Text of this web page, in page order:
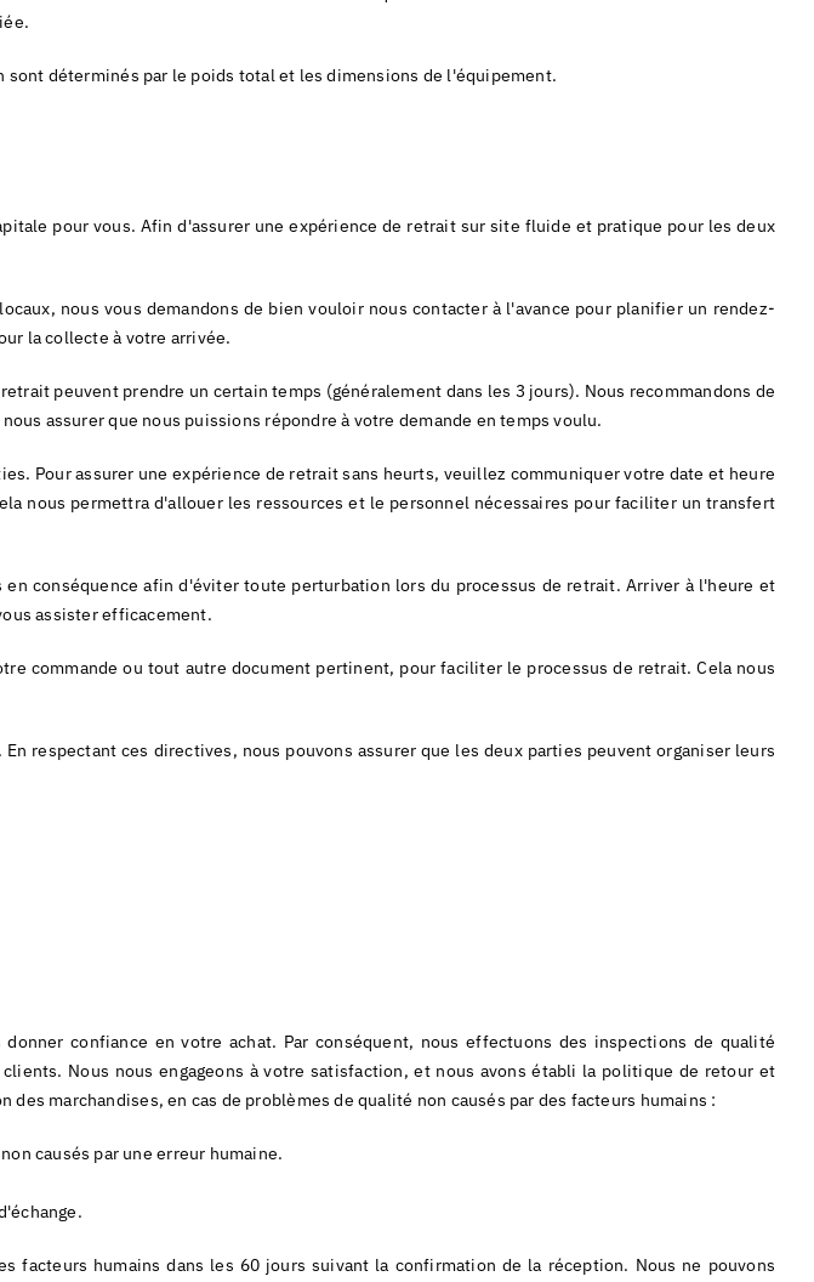
déterminés par le poids total et les dimensions de l'équipement.
pour vous. Afin d'assurer une expérience de retrait sur site fluide et pratique pour les deux
nous vous demandons de bien vouloir nous contacter à l'avance pour planifier un rendez-
la collecte à votre arrivée.
peuvent prendre un certain temps (généralement dans les 3 jours). Nous recommandons de
assurer que nous puissions répondre à votre demande en temps voulu.
Pour assurer une expérience de retrait sans heurts, veuillez communiquer votre date et heure
nous permettra d'allouer les ressources et le personnel nécessaires pour faciliter un transfert
conséquence afin d'éviter toute perturbation lors du processus de retrait. Arriver à l'heure et
assister efficacement.
commande ou tout autre document pertinent, pour faciliter le processus de retrait. Cela nous
respectant ces directives, nous pouvons assurer que les deux parties peuvent organiser leurs
confiance en votre achat. Par conséquent, nous effectuons des inspections de qualité
Nous nous engageons à votre satisfaction, et nous avons établi la politique de retour et
marchandises, en cas de problèmes de qualité non causés par des facteurs humains :
causés par une erreur humaine.
humains dans les 60 jours suivant la confirmation de la réception. Nous ne pouvons